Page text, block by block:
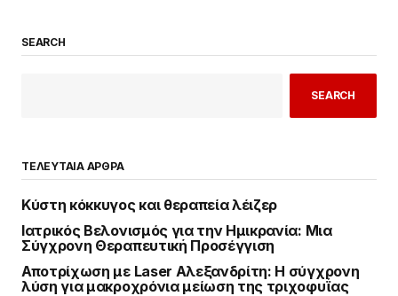
SEARCH
SEARCH
ΤΕΛΕΥΤΑΙΑ ΑΡΘΡΑ
Κύστη κόκκυγος και θεραπεία λέιζερ
Ιατρικός Βελονισμός για την Ημικρανία: Μια
Σύγχρονη Θεραπευτική Προσέγγιση
Αποτρίχωση με Laser Αλεξανδρίτη: Η σύγχρονη
λύση για μακροχρόνια μείωση της τριχοφυΐας